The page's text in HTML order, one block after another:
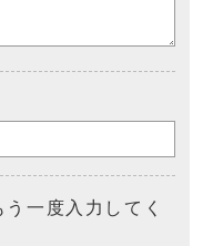
一度入力してく